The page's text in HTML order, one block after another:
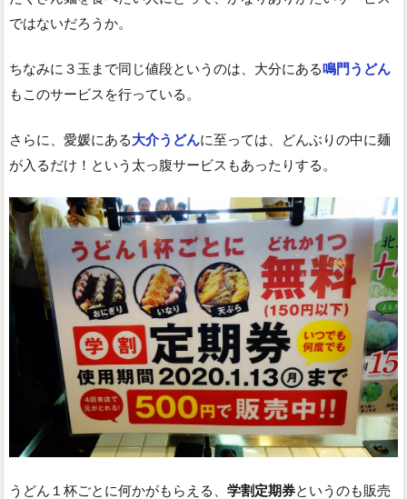
ではないだろうか。
ちなみに３玉まで同じ値段というのは、大分にある鳴門うどん
もこのサービスを行っている。
さらに、愛媛にある大介うどんに至っては、どんぶりの中に麺
が入るだけ！という太っ腹サービスもあったりする。
うどん１杯ごとに何かがもらえる、 学割定期券というのも販売